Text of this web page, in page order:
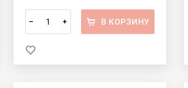
– + В КОРЗИНУ